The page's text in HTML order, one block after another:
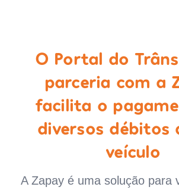
O Portal do
parceria com a
facilita o
diversos débitos
veículo
A Zapay é uma solução para